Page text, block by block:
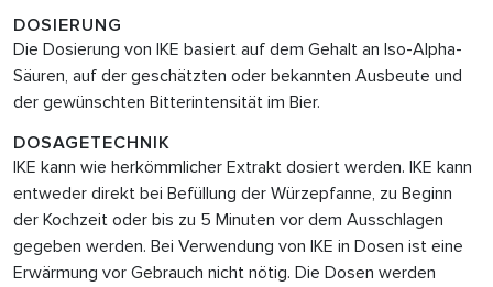
DOSIERUNG
Die Dosierung von IKE basiert auf dem Gehalt an Iso-Alpha-
Säuren, auf der geschätzten oder bekannten Ausbeute und
der gewünschten Bitterintensität im Bier.
DOSAGETECHNIK
IKE kann wie herkömmlicher Extrakt dosiert werden. IKE kann
entweder direkt bei Befüllung der Würzepfanne, zu Beginn
der Kochzeit oder bis zu 5 Minuten vor dem Ausschlagen
gegeben werden. Bei Verwendung von IKE in Dosen ist eine
Erwärmung vor Gebrauch nicht nötig. Die Dosen werden